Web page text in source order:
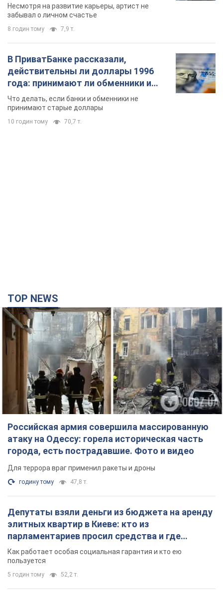
Несмотря на развитие карьеры, артист не
забывал о личном счастье
8 годин тому 7,9 т.
В ПриватБанке рассказали,
действительны ли доллары 1996
года: принимают ли обменники и
банки такие купюры
Что делать, если банки и обменники не
принимают старые доллары
10 годин тому 70,7 т.
TOP NEWS
Российская армия совершила массированную
атаку на Одессу: горела историческая часть
города, есть пострадавшие. Фото и видео
Для террора враг применил ракеты и дроны
годину тому 47,8 т.
Депутаты взяли деньги из бюджета на аренду
элитных квартир в Киеве: кто из
парламентариев просил средства и где
поселился
Как работает особая социальная гарантия и кто ею
пользуется
5 годин тому 52,2 т.